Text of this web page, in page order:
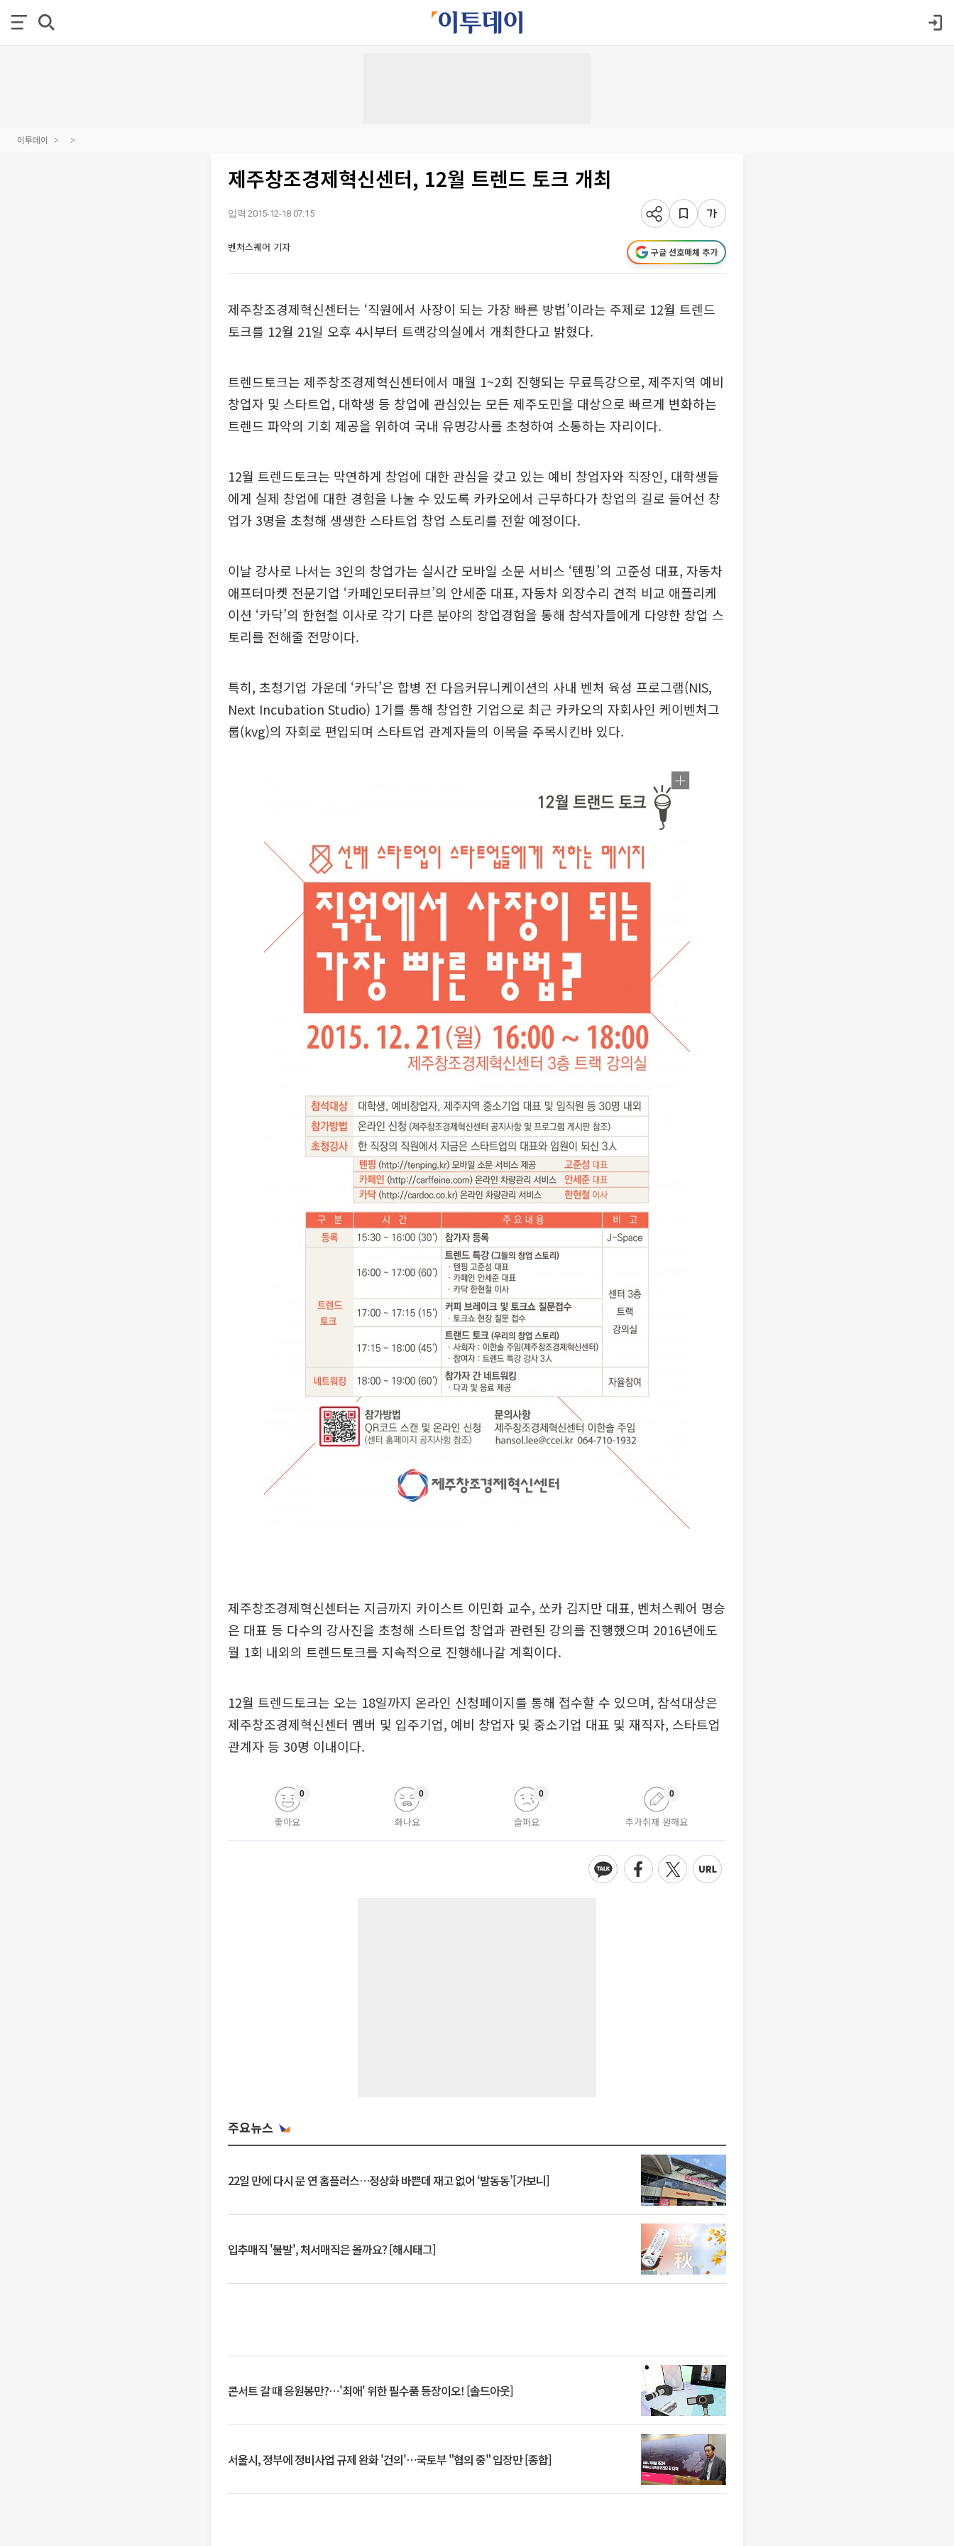
이투데이
제주창조경제혁신센터, 12월 트렌드 토크 개최
입력 2015-12-18 07:15
벤처스퀘어 기자 구글 선호매체 추가
제주창조경제혁신센터는 ‘직원에서 사장이 되는 가장 빠른 방법’이라는 주제로 12월 트렌드
토크를 12월 21일 오후 4시부터 트랙강의실에서 개최한다고 밝혔다.
트렌드토크는 제주창조경제혁신센터에서 매월 1~2회 진행되는 무료특강으로, 제주지역 예비
창업자 및 스타트업, 대학생 등 창업에 관심있는 모든 제주도민을 대상으로 빠르게 변화하는
트렌드 파악의 기회 제공을 위하여 국내 유명강사를 초청하여 소통하는 자리이다.
12월 트렌드토크는 막연하게 창업에 대한 관심을 갖고 있는 예비 창업자와 직장인, 대학생들
에게 실제 창업에 대한 경험을 나눌 수 있도록 카카오에서 근무하다가 창업의 길로 들어선 창
업가 3명을 초청해 생생한 스타트업 창업 스토리를 전할 예정이다.
이날 강사로 나서는 3인의 창업가는 실시간 모바일 소문 서비스 ‘텐핑’의 고준성 대표, 자동차
애프터마켓 전문기업 ‘카페인모터큐브’의 안세준 대표, 자동차 외장수리 견적 비교 애플리케
이션 ‘카닥’의 한현철 이사로 각기 다른 분야의 창업경험을 통해 참석자들에게 다양한 창업 스
토리를 전해줄 전망이다.
특히, 초청기업 가운데 ‘카닥’은 합병 전 다음커뮤니케이션의 사내 벤처 육성 프로그램(NIS,
Next Incubation Studio) 1기를 통해 창업한 기업으로 최근 카카오의 자회사인 케이벤처그
룹(kvg)의 자회로 편입되며 스타트업 관계자들의 이목을 주목시킨바 있다.
제주창조경제혁신센터는 지금까지 카이스트 이민화 교수, 쏘카 김지만 대표, 벤처스퀘어 명승
은 대표 등 다수의 강사진을 초청해 스타트업 창업과 관련된 강의를 진행했으며 2016년에도
월 1회 내외의 트렌드토크를 지속적으로 진행해나갈 계획이다.
12월 트렌드토크는 오는 18일까지 온라인 신청페이지를 통해 접수할 수 있으며, 참석대상은
제주창조경제혁신센터 멤버 및 입주기업, 예비 창업자 및 중소기업 대표 및 재직자, 스타트업
관계자 등 30명 이내이다.
좋아요
0
화나요
0
슬퍼요
0
추가취재 원해요
0
주요뉴스
22일 만에 다시 문 연 홈플러스…정상화 바쁜데 재고 없어 ‘발동동’[가보니]
입추매직 '불발', 처서매직은 올까요? [해시태그]
콘서트 갈 때 응원봉만?⋯'최애' 위한 필수품 등장이오! [솔드아웃]
서울시, 정부에 정비사업 규제 완화 '건의'⋯국토부 "협의 중" 입장만 [종합]